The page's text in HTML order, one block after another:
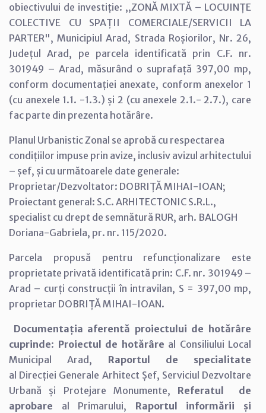
obiectivului de investiție: ,,ZONĂ MIXTĂ – LOCUINȚE
COLECTIVE CU SPAȚII COMERCIALE/SERVICII LA
PARTER", Municipiul Arad, Strada Roșiorilor, Nr. 26,
Județul Arad, pe parcela identificată prin C.F. nr.
301949 – Arad, măsurând o suprafață 397,00 mp,
conform documentației anexate, conform anexelor 1
(cu anexele 1.1. -1.3.) și 2 (cu anexele 2.1.- 2.7.), care
fac parte din prezenta hotărâre.
Planul Urbanistic Zonal se aprobă cu respectarea
condițiilor impuse prin avize, inclusiv avizul arhitectului
– șef, și cu următoarele date generale:
Proprietar/Dezvoltator: DOBRIȚĂ MIHAI-IOAN;
Proiectant general: S.C. ARHITECTONIC S.R.L.,
specialist cu drept de semnătură RUR, arh. BALOGH
Doriana-Gabriela, pr. nr. 115/2020.
Parcela propusă pentru refuncționalizare este
proprietate privată identificată prin: C.F. nr. 301949 –
Arad – curți construcții în intravilan, S = 397,00 mp,
proprietar DOBRIȚĂ MIHAI-IOAN.
Documentația aferentă proiectului de hotărâre
cuprinde: Proiectul de hotărâre al Consiliului Local
Municipal Arad, Raportul de specialitate
al Direcției Generale Arhitect Șef, Serviciul Dezvoltare
Urbană și Protejare Monumente, Referatul de
aprobare al Primarului, Raportul informării și